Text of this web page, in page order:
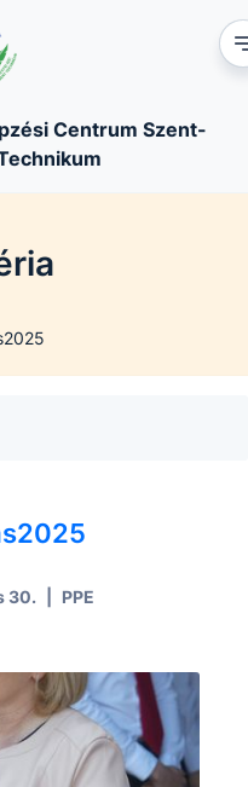
Centrum Szent-
30. PPE